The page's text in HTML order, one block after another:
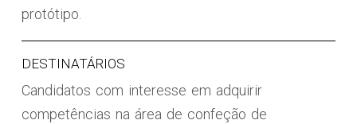
protótipo.
DESTINATÁRIOS
Candidatos com interesse em adquirir
competências na área de confeção de